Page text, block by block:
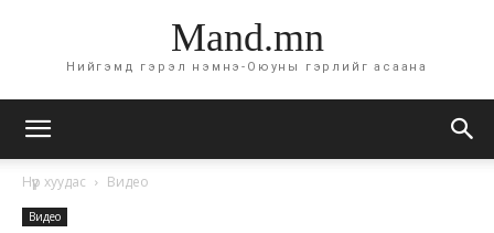
Mand.mn
Нийгэмд гэрэл нэмнэ-Оюуны гэрлийг асаана
Нүүр хуудас Видео
Видео